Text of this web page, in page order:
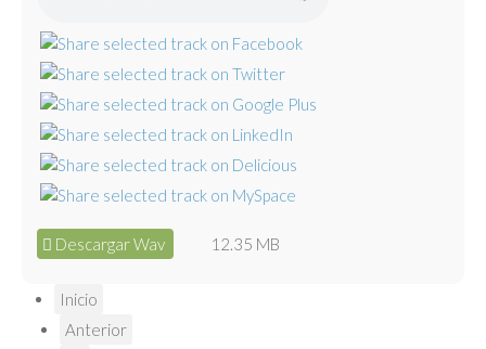
Descargar Wav 12.35 MB
Inicio
Anterior